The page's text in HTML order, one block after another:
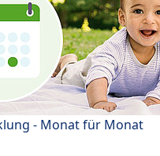
- Monat für Monat